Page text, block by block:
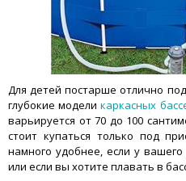
Для детей постарше отлично
глубокие моделикаркасных
варьируется от 70 до 100
стоит купаться только под
намного удобнее, если у
или если вы хотите плавать в